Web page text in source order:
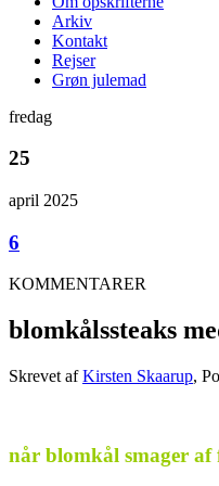
Arkiv
Kontakt
Rejser
Grøn julemad
fredag
25
april 2025
6
KOMMENTARER
blomkålssteaks
Skrevet afKirsten Skaarup,
når blomkål smager af